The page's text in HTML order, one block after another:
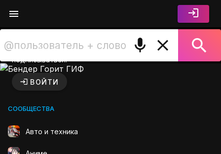
комментировать и
подписываться.
ВОЙТИ
СООБЩЕСТВА
Авто и техника
Бендер Горит ГИФ на